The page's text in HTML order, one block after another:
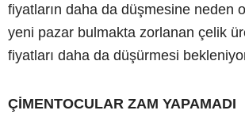
fiyatların daha da düşmesine neden
yeni pazar bulmakta zorlanan çelik
fiyatları daha da düşürmesi
ÇİMENTOCULAR ZAM YAPAMADI